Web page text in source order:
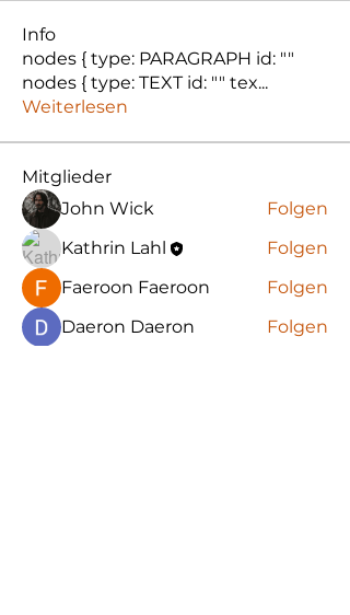
Info
nodes { type: PARAGRAPH id: ""
nodes { type: TEXT id: "" tex...
Weiterlesen
Mitglieder
John Wick
Folgen
Kathrin Lahl
Folgen
Faeroon Faeroon
Folgen
Daeron Daeron
Folgen